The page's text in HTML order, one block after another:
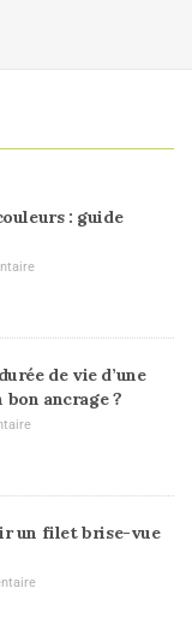
: guide
de vie d’une
ancrage ?
un filet brise-vue